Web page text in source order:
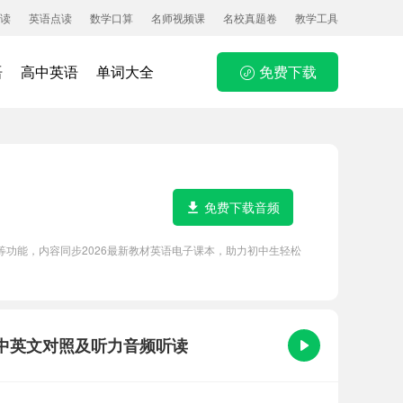
英语点读 数学口算 名师视频课 名校真题卷 教学工具
高中英语 单词大全 免费下载
能，内容同步2026最新教材英语电子课本，助力初中生轻松
免费下载音频
文对照及听力音频听读